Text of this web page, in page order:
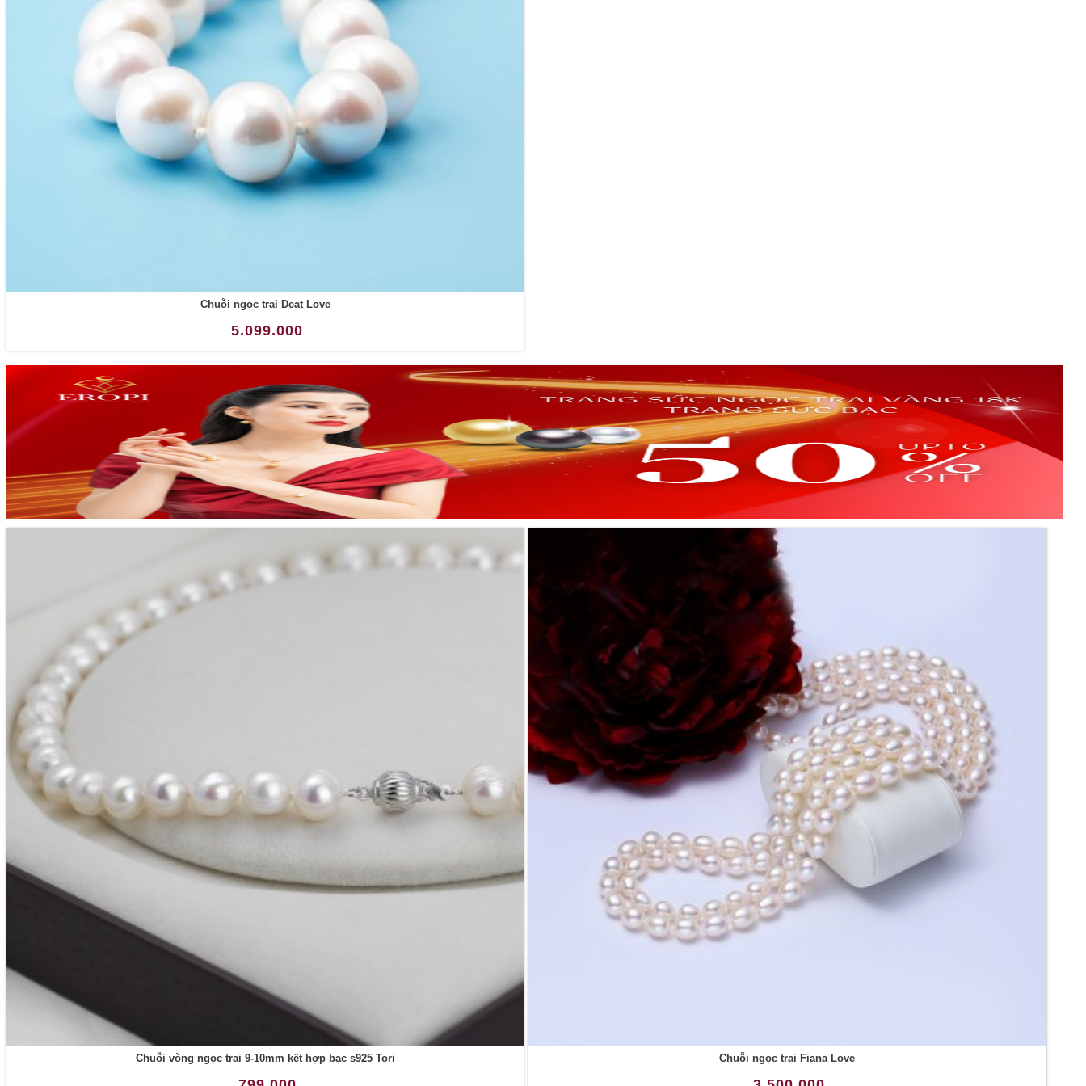
Chuỗi ngọc trai Deat Love
5.099.000
Chuỗi vòng ngọc trai 9-10mm kết hợp bạc s925 Tori Chuỗi ngọc trai Fiana Love